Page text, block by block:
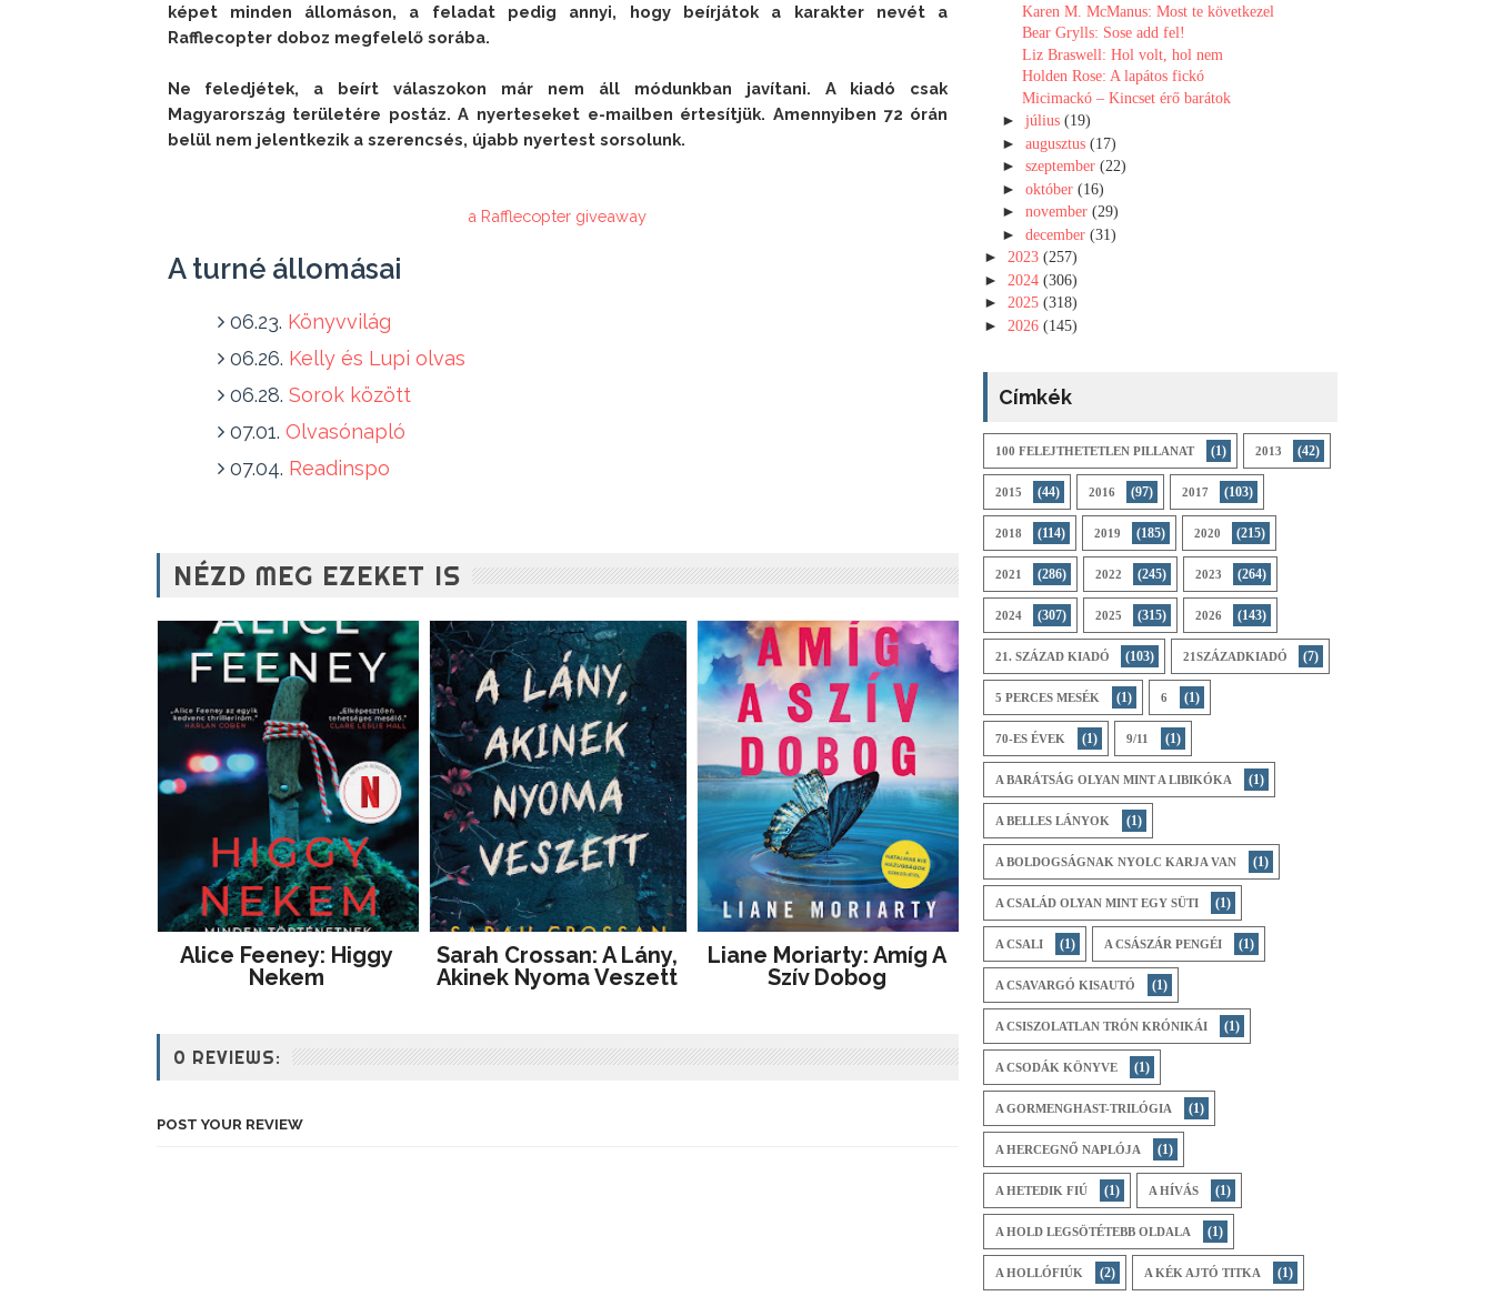
képet minden állomáson, a feladat pedig annyi, hogy beírjátok a karakter nevét a
Rafflecopter doboz megfelelő sorába.
Ne feledjétek, a beírt válaszokon már nem áll módunkban javítani. A kiadó csak
Magyarország területére postáz. A nyerteseket e-mailben értesítjük. Amennyiben 72 órán
belül nem jelentkezik a szerencsés, újabb nyertest sorsolunk.
a Rafflecopter giveaway
A turné állomásai
06.23. Könyvvilág
06.26. Kelly és Lupi olvas
06.28. Sorok között
07.01. Olvasónapló
07.04. Readinspo
NÉZD MEG EZEKET IS
Alice Feeney: Higgy
Nekem
Sarah Crossan: A Lány,
Akinek Nyoma Veszett
Liane Moriarty: Amíg A
Szív Dobog
0 REVIEWS:
POST YOUR REVIEW
Karen M. McManus: Most ​te következel
Bear Grylls: Sose add fel!
Liz Braswell: Hol volt, hol nem
Holden Rose: A lapátos fickó
Micimackó ​– Kincset érő barátok
►július(19)
►augusztus(17)
►szeptember(22)
►október(16)
►november(29)
►december(31)
► 2023 (257)
► 2024 (306)
► 2025 (318)
► 2026 (145)
Címkék
100 FELEJTHETETLEN PILLANAT (1) 2013 (42)
2015 (44) 2016 (97) 2017 (103)
2018 (114) 2019 (185) 2020 (215)
2021 (286) 2022 (245) 2023 (264)
2024 (307) 2025 (315) 2026 (143)
21. SZÁZAD KIADÓ (103) 21SZÁZADKIADÓ (7)
5 PERCES MESÉK (1) 6 (1)
70-ES ÉVEK (1) 9/11 (1)
A BARÁTSÁG OLYAN MINT A LIBIKÓKA (1)
A BELLES LÁNYOK (1)
A BOLDOGSÁGNAK NYOLC KARJA VAN (1)
A CSALÁD OLYAN MINT EGY SÜTI (1)
A CSALI (1) A CSÁSZÁR PENGÉI (1)
A CSAVARGÓ KISAUTÓ (1)
A CSISZOLATLAN TRÓN KRÓNIKÁI (1)
A CSODÁK KÖNYVE (1)
A GORMENGHAST-TRILÓGIA (1)
A HERCEGNŐ NAPLÓJA (1)
A HETEDIK FIÚ (1) A HÍVÁS (1)
A HOLD LEGSÖTÉTEBB OLDALA (1)
A HOLLÓFIÚK (2) A KÉK AJTÓ TITKA (1)